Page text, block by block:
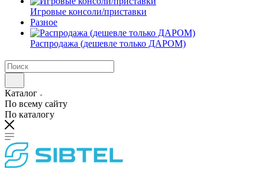
Игровые консоли/приставки
Разное
Распродажа (дешевле только ДАРОМ)
Каталог
По всему сайту
По каталогу